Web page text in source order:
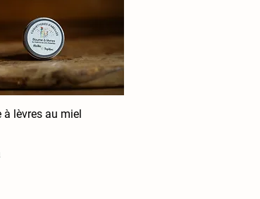
Aperçu rapide
à lèvres au miel